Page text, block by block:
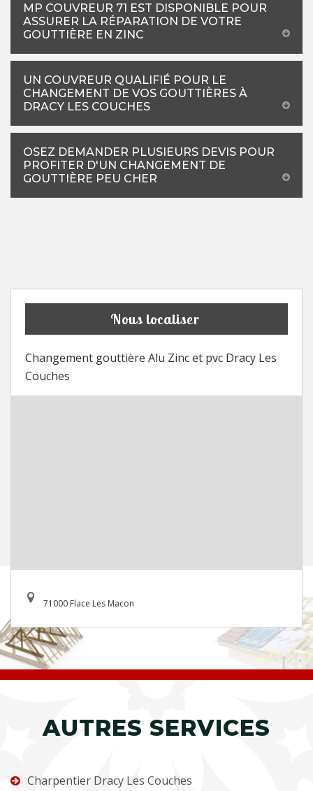
MP COUVREUR 71 EST DISPONIBLE POUR
ASSURER LA RÉPARATION DE VOTRE
GOUTTIÈRE EN ZINC
UN COUVREUR QUALIFIÉ POUR LE
CHANGEMENT DE VOS GOUTTIÈRES À
DRACY LES COUCHES
OSEZ DEMANDER PLUSIEURS DEVIS POUR
PROFITER D'UN CHANGEMENT DE
GOUTTIÈRE PEU CHER
Nous localiser
Changement gouttière Alu Zinc et pvc Dracy Les
Couches
71000 Flace Les Macon
AUTRES SERVICES
Charpentier Dracy Les Couches